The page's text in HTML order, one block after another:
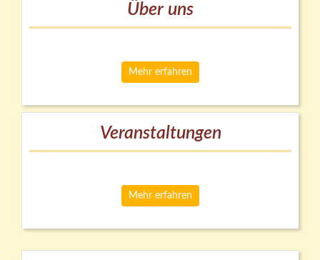
Über uns
Mehr erfahren
Veranstaltungen
Mehr erfahren